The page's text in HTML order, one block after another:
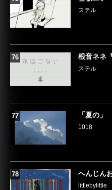
ステル
根音ネネ
ステル
「夏の
1018
へんじん
littlebylittle